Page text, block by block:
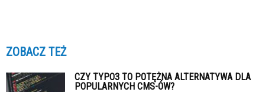
ZOBACZ TEŻ
CZY TYPO3 TO POTĘŻNA ALTERNATYWA DLA
POPULARNYCH CMS-ÓW?